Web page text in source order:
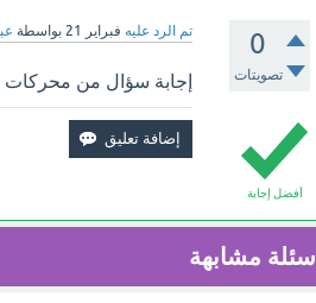
0
تصويتات
تم الرد عليه فبراير 21 بواسطة
أفضل إجابة
إجابة سؤال من محركات
أسئلة مشابهة